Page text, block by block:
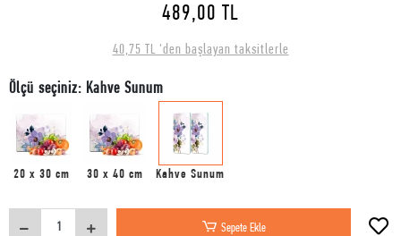
489,00 TL
40,75 TL 'den başlayan taksitlerle
Ölçü seçiniz: Kahve Sunum
20 x 30 cm 30 x 40 cm Kahve Sunum
Sepete Ekle